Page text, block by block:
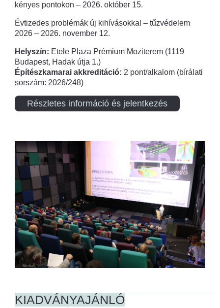
kényes pontokon – 2026. október 15.
Évtizedes problémák új kihívásokkal – tűzvédelem
2026 – 2026. november 12.
Helyszín: Etele Plaza Prémium Moziterem (1119
Budapest, Hadak útja 1.)
Építészkamarai akkreditáció: 2 pont/alkalom (bírálati
sorszám: 2026/248)
Részletes információ és jelentkezés
KIADVÁNYAJÁNLÓ